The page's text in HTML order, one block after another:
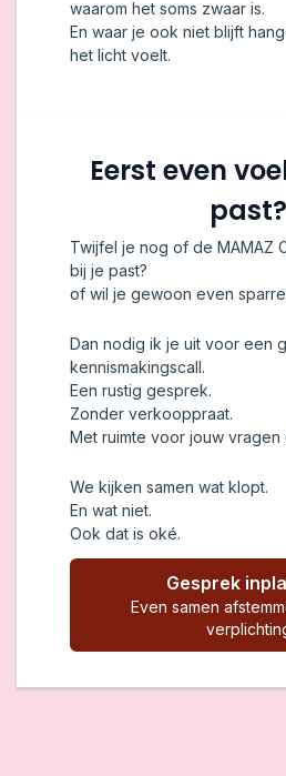
waarom het soms zwaar is.
En waar je ook niet blijft
het licht voelt.
Eerst even
past?
Twijfel je nog of de MAMAZ
bij je past?
of wil je gewoon even
Dan nodig ik je uit voor een
kennismakingscall.
Een rustig gesprek.
Zonder verkooppraat.
Met ruimte voor jouw vragen
We kijken samen wat klopt.
En wat niet.
Ook dat is oké.
Gesprek
Even samen